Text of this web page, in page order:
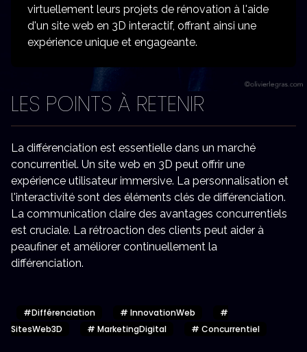
virtuellement leurs projets de rénovation à l'aide
d'un site web en 3D interactif, offrant ainsi une
expérience unique et engageante.
LES POINTS À RETENIR
La différenciation est essentielle dans un marché
concurrentiel. Un site web en 3D peut offrir une
expérience utilisateur immersive. La personnalisation et
l'interactivité sont des éléments clés de différenciation.
La communication claire des avantages concurrentiels
est cruciale. La rétroaction des clients peut aider à
peaufiner et améliorer continuellement la
différenciation.
#Différenciation # InnovationWeb
#
SitesWeb3D
# MarketingDigital # Concurrentiel